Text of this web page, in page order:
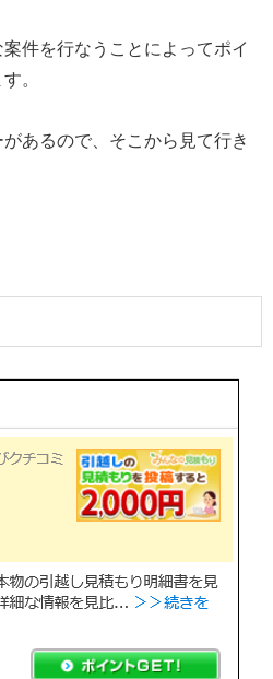
件を行なうことによってポイ
。
あるので、そこから見て行き